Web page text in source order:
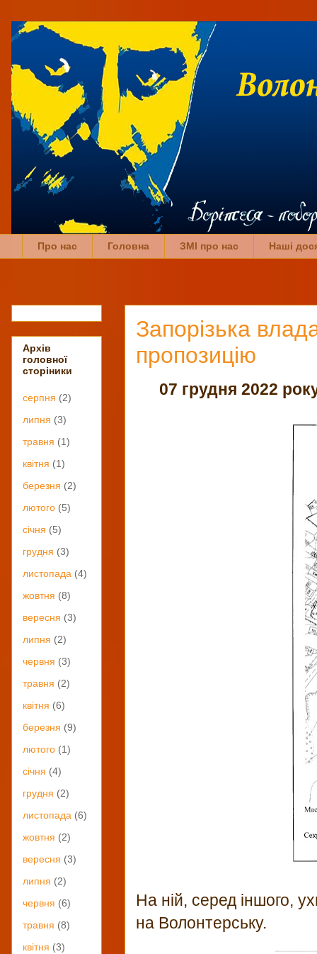
Про нас Головна ЗМІ про нас Наші
Запорізька
пропозицію
07 грудня 2022
На ній, серед іншого,
на Волонтерську.
Архів
головної
сторіники
серпня (2)
липня (3)
травня (1)
квітня (1)
березня (2)
лютого (5)
січня (5)
грудня (3)
листопада (4)
жовтня (8)
вересня (3)
липня (2)
червня (3)
травня (2)
квітня (6)
березня (9)
лютого (1)
січня (4)
грудня (2)
листопада (6)
жовтня (2)
вересня (3)
липня (2)
червня (6)
травня (8)
квітня (3)